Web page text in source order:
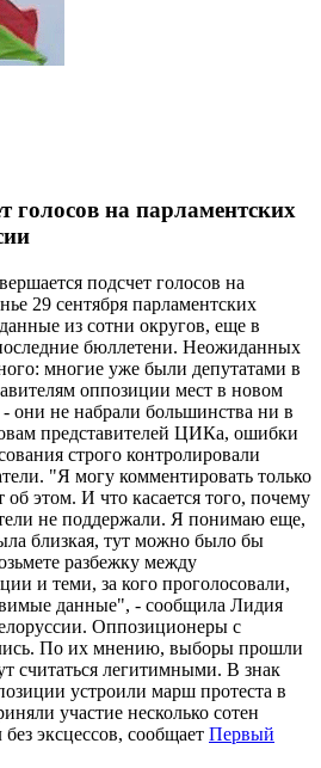
голосов на парламентских
подсчет голосов на
29 сентября парламентских
из сотни округов, еще в
бюллетени. Неожиданных
многие уже были депутатами в
оппозиции мест в новом
- они не набрали большинства ни в
представителей ЦИКа, ошибки
строго контролировали
"Я могу комментировать только
этом. И что касается того, почему
не поддержали. Я понимаю еще,
близкая, тут можно было бы
разбежку между
и теми, за кого проголосовали,
данные", - сообщила Лидия
Оппозиционеры с
По их мнению, выборы прошли
считаться легитимными. В знак
устроили марш протеста в
участие несколько сотен
эксцессов, сообщает Первый